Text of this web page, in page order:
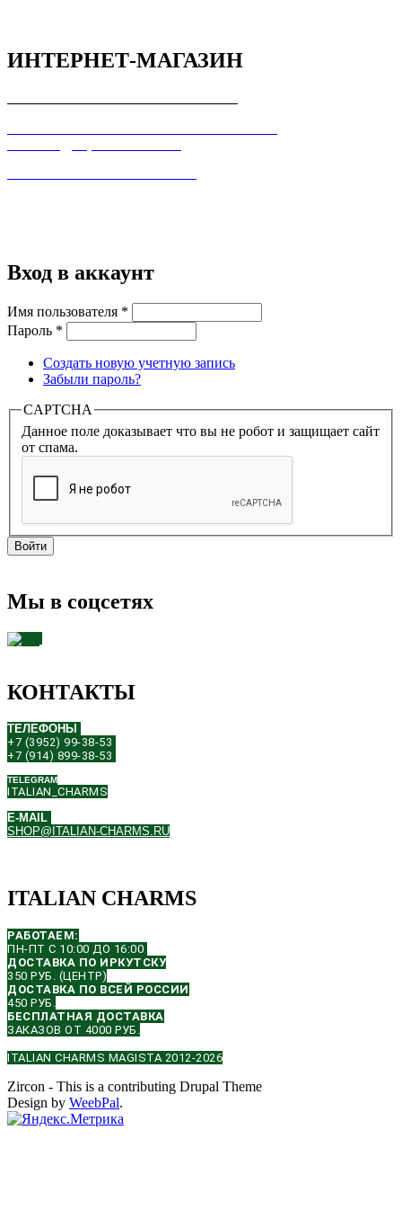
ИНТЕРНЕТ-МАГАЗИН
Вход в аккаунт
Имя пользователя *
Пароль *
Создать новую учетную запись
Забыли пароль?
CAPTCHA
Данное поле доказывает что вы не робот и защищает сайт
от спама.
Мы в соцсетях
КОНТАКТЫ
ТЕЛЕФОНЫ
+7 (3952) 99-38-53
+7 (914) 899-38-53
TELEGRAM
ITALIAN_CHARMS
E-MAIL
SHOP@ITALIAN-CHARMS.RU
ITALIAN CHARMS
РАБОТАЕМ:
ПН-ПТ С 10:00 ДО 16:00
ДОСТАВКА ПО ИРКУТСКУ
350 РУБ. (ЦЕНТР)
ДОСТАВКА ПО ВСЕЙ РОССИИ
450 РУБ.
БЕСПЛАТНАЯ ДОСТАВКА
ЗАКАЗОВ ОТ 4000 РУБ.
ITALIAN CHARMS MAGISTA 2012-2026
Zircon - This is a contributing Drupal Theme
Design by WeebPal.